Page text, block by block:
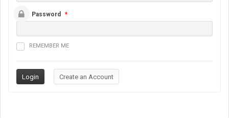
Password *
REMEMBER ME